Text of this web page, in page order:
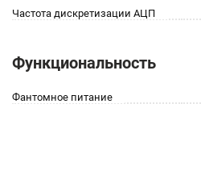
Частота дискретизации АЦП
Функциональность
Фантомное питание